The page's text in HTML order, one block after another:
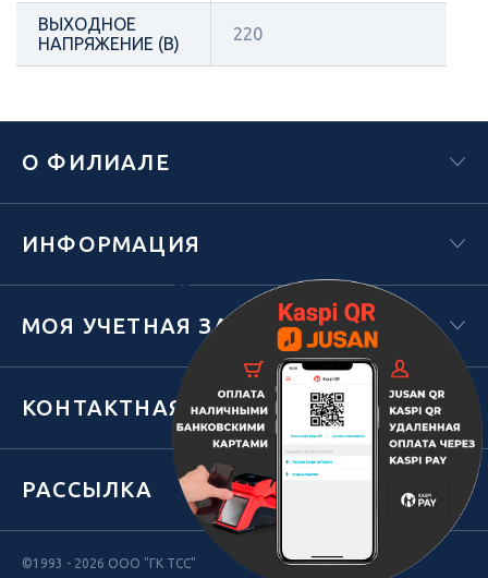
ВЫХОДНОЕ
НАПРЯЖЕНИЕ (В)
220
Х
О ФИЛИАЛЕ
ИНФОРМАЦИЯ
МОЯ УЧЕТНАЯ ЗАПИСЬ
КОНТАКТНАЯ ИНФОРМАЦИЯ
РАССЫЛКА
©1993 - 2026 ООО "ГК ТСС"